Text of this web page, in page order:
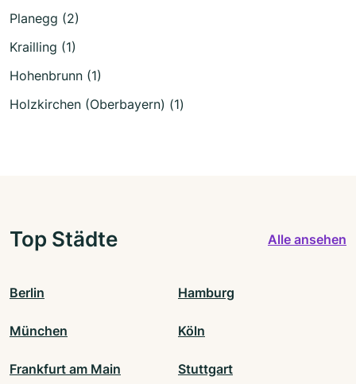
Planegg (2)
Krailling (1)
Hohenbrunn (1)
Holzkirchen (Oberbayern) (1)
Top Städte Alle ansehen
Berlin Hamburg
München Köln
Frankfurt am Main Stuttgart